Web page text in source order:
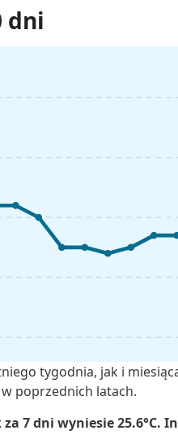
dni
tygodnia, jak i
poprzednich latach.
7 dni wyniesie 25.6°C.